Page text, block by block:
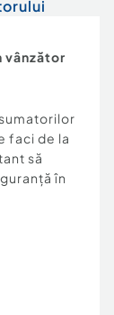
vânzător
faci de la
să
în